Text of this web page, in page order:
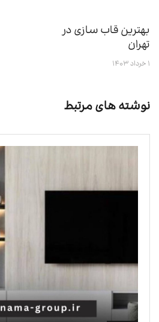
بهترین قاب سازی در
تهران
۱ خرداد ۱۴۰۳
نوشته های مرتبط